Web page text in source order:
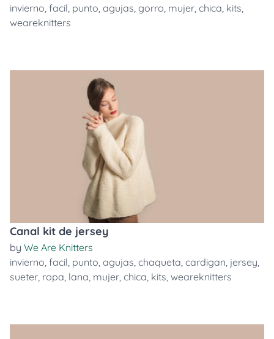
invierno, facil, punto, agujas, gorro, mujer, chica, kits,
weareknitters
Canal kit de jersey
by We Are Knitters
invierno, facil, punto, agujas, chaqueta, cardigan, jersey,
sueter, ropa, lana, mujer, chica, kits, weareknitters